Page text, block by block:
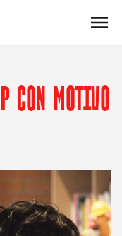
CON MOTIVO